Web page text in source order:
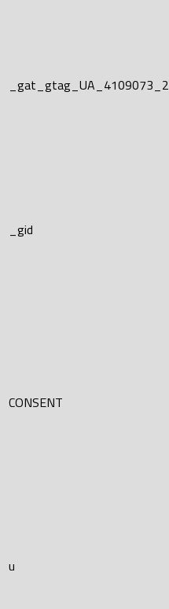
_gat_gtag_UA_4109073_2
_gid
CONSENT
u